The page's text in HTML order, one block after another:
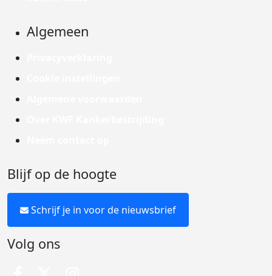
Algemeen
Blijf op de hoogte
Schrijf je in voor de nieuwsbrief
Volg ons